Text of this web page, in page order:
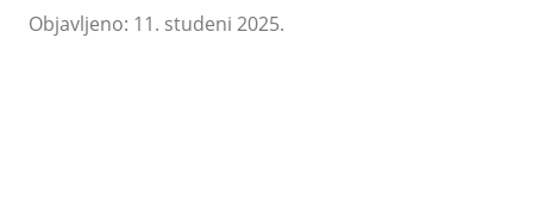
Objavljeno: 11. studeni 2025.